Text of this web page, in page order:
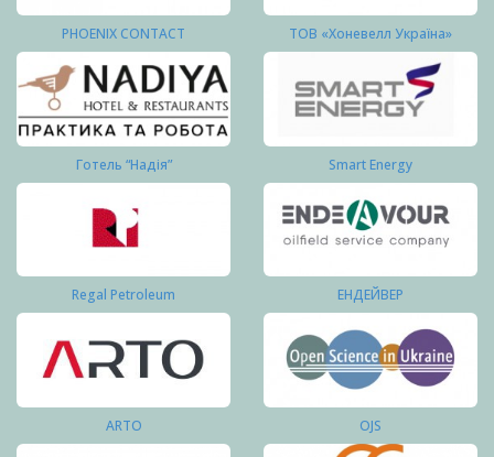
PHOENIX CONTACT ТОВ «Хоневелл Україна»
Готель “Надія” Smart Energy
Regal Petroleum ЕНДЕЙВЕР
ARTO OJS